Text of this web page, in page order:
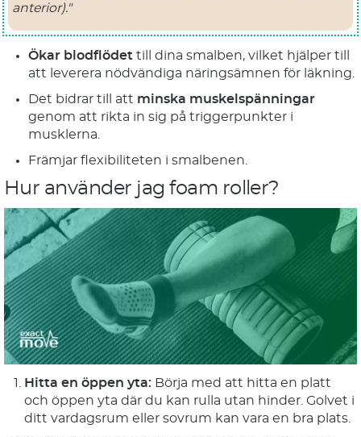
anterior)."
Ökar blodflödet till dina smalben, vilket hjälper till
att leverera nödvändiga näringsämnen för läkning.
Det bidrar till att minska muskelspänningar
genom att rikta in sig på triggerpunkter i
musklerna.
Främjar flexibiliteten i smalbenen.
Hur använder jag foam roller?
Hitta en öppen yta: Börja med att hitta en platt
och öppen yta där du kan rulla utan hinder. Golvet i
ditt vardagsrum eller sovrum kan vara en bra plats.